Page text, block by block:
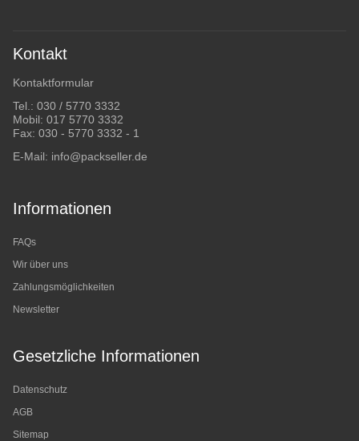
Kontakt
Kontaktformular
Tel.: 030 / 5770 3332
Mobil: 017 5770 3332
Fax: 030 - 5770 3332 - 1
E-Mail: info@packseller.de
Informationen
FAQs
Wir über uns
Zahlungsmöglichkeiten
Newsletter
Gesetzliche Informationen
Datenschutz
AGB
Sitemap